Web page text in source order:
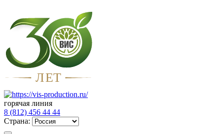
ЛЕТ
горячая линия
8 (812) 456 44 44
Страна: